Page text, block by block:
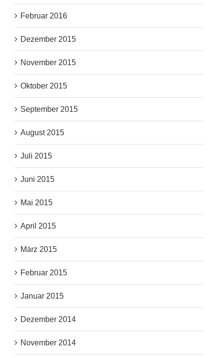
Februar 2016
Dezember 2015
November 2015
Oktober 2015
September 2015
August 2015
Juli 2015
Juni 2015
Mai 2015
April 2015
März 2015
Februar 2015
Januar 2015
Dezember 2014
November 2014